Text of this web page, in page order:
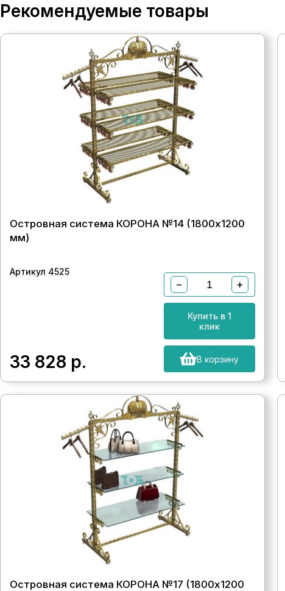
Рекомендуемые товары
Островная система КОРОНА №14 (1800х1200
мм)
Артикул 4525
33 828 р.
− +
Купить в 1
клик
В корзину
Островная система КОРОНА №17 (1800х1200